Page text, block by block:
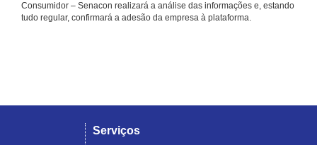
Consumidor – Senacon realizará a análise das informações e, estando
tudo regular, confirmará a adesão da empresa à plataforma.
Serviços